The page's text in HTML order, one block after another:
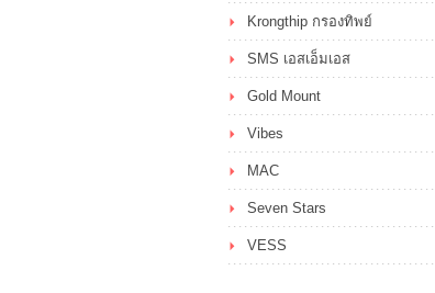
Krongthip กรองทิพย์
SMS เอสเอ็มเอส
Gold Mount
Vibes
MAC
Seven Stars
VESS